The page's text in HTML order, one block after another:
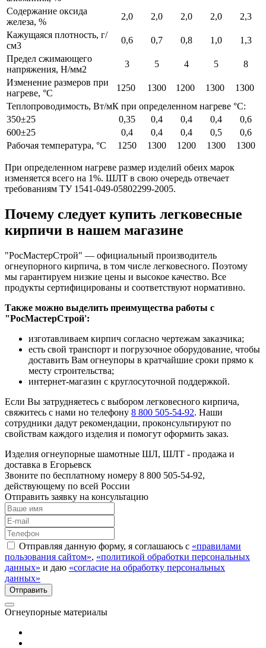
Содержание оксида
железа, %
2,0 2,0 2,0 2,0
2,3
Кажущаяся плотность, г/
см3
0,6 0,7 0,8 1,0
1,3
Предел сжимающего
напряжения, Н/мм2
3 5 4 5
8
Изменение размеров при
нагреве, °С
1250 1300 1200 1300
1300
Теплопроводимость, Вт/мК при определенном нагреве °С:
350±25
0,35 0,4 0,4 0,4
0,6
600±25
0,4 0,4 0,4 0,5
0,6
Рабочая температура, °С
1250 1300 1200 1300 1300
При определенном нагреве размер изделий обеих марок
изменяется всего на 1%. ШЛТ в свою очередь отвечает
требованиям ТУ 1541-049-05802299-2005.
Почему следует купить легковесные
кирпичи в нашем магазине
"РосМастерСтрой" — официальный производитель
огнеупорного кирпича, в том числе легковесного. Поэтому
мы гарантируем низкие цены и высокое качество. Все
продукты сертифицированы и соответствуют нормативно.
Также можно выделить преимущества работы с
"РосМастерСтрой':
изготавливаем кирпич согласно чертежам заказчика;
есть свой транспорт и погрузочное оборудование, чтобы
доставить Вам огнеупоры в кратчайшие сроки прямо к
месту строительства;
интернет-магазин с круглосуточной поддержкой.
Если Вы затрудняетесь с выбором легковесного кирпича,
свяжитесь с нами но телефону 8 800 505-54-92. Наши
сотрудники дадут рекомендации, проконсультируют по
свойствам каждого изделия и помогут оформить заказ.
Изделия огнеупорные шамотные ШЛ, ШЛТ - продажа и
доставка в Егорьевск
Звоните по бесплатному номеру 8 800 505-54-92,
действующему по всей России
Отправить заявку на консультацию
Отправляя данную форму, я соглашаюсь с «правилами
пользования сайтом», «политикой обработки персональных
данных» и даю «согласие на обработку персональных
данных»
Огнеупорные материалы